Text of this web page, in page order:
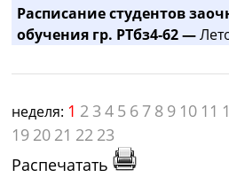
Расписание студентов
обучения гр. РТбз4-62 —
неделя: 1 2 3 4 5 6 7 8 9 10 11
19 20 21 22 23
Распечатать